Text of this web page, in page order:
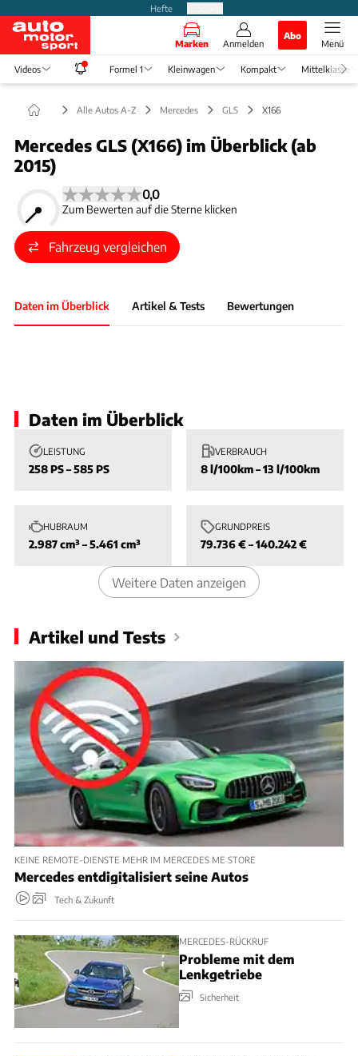
Hefte
Marken Anmelden
Abo
Menü
Videos Formel 1 Kleinwagen Kompakt Mittelklasse
Alle Autos A-Z Mercedes GLS X166
Mercedes GLS (X166) im Überblick (ab
2015)
0,0
Zum Bewerten auf die Sterne klicken
Fahrzeug vergleichen
Daten im Überblick Artikel & Tests Bewertungen
Daten im Überblick
LEISTUNG
258 PS – 585 PS
VERBRAUCH
8 l/100km – 13 l/100km
HUBRAUM
2.987 cm³ – 5.461 cm³
GRUNDPREIS
79.736 € – 140.242 €
Weitere Daten anzeigen
Artikel und Tests
KEINE REMOTE-DIENSTE MEHR IM MERCEDES ME STORE
Mercedes entdigitalisiert seine Autos
Tech & Zukunft
MERCEDES-RÜCKRUF
Probleme mit dem
Lenkgetriebe
Sicherheit